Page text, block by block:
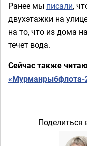
Ранее мы писали,
двухэтажки на
на то, что из дома
течет вода.
Сейчас также
«Мурманрыбфлота-
Поделиться